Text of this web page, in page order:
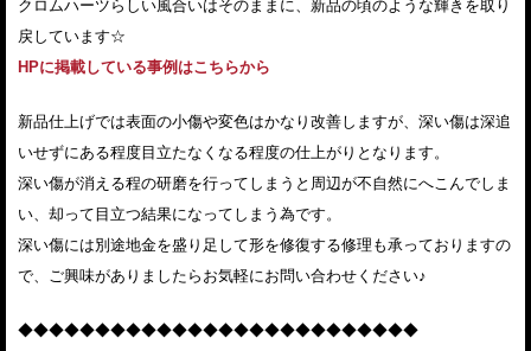
クロムハーツらしい風合いはそのままに、新品の頃のような輝きを取り
戻しています☆
HPに掲載している事例はこちらから
新品仕上げでは表面の小傷や変色はかなり改善しますが、深い傷は深追
いせずにある程度目立たなくなる程度の仕上がりとなります。
深い傷が消える程の研磨を行ってしまうと周辺が不自然にへこんでしま
い、却って目立つ結果になってしまう為です。
深い傷には別途地金を盛り足して形を修復する修理も承っておりますの
で、ご興味がありましたらお気軽にお問い合わせください♪
◆◆◆◆◆◆◆◆◆◆◆◆◆◆◆◆◆◆◆◆◆◆◆◆◆◆